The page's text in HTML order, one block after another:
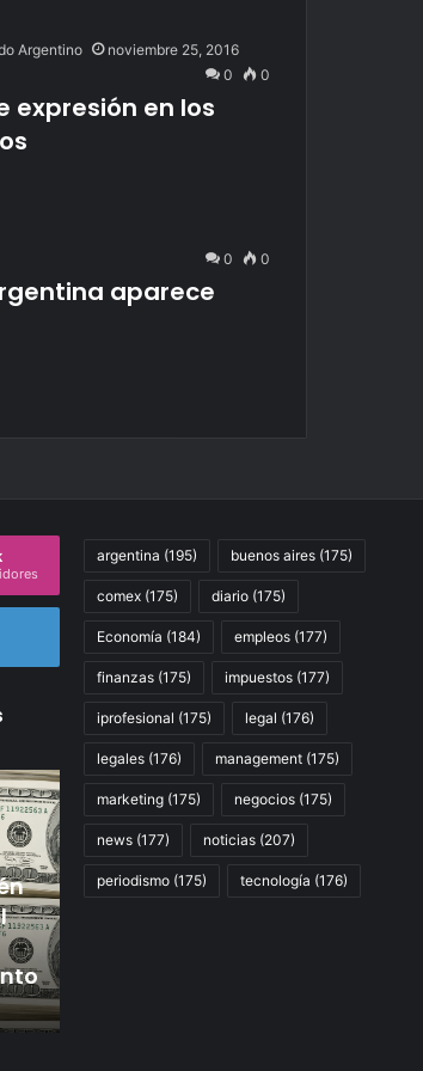
Argentino
noviembre 25, 2016
0
0
expresión en los
0 0
aparece
la
grande
del
ICE
Florida:
Noticias del ICE en Florida:
argentina (195) buenos aires (175)
comex (175) diario (175)
Economía (184) empleos (177)
finanzas (175) impuestos (177)
iprofesional (175) legal (176)
legales (176) management (175)
marketing (175) negocios (175)
news (177) noticias (207)
periodismo (175) tecnología (176)